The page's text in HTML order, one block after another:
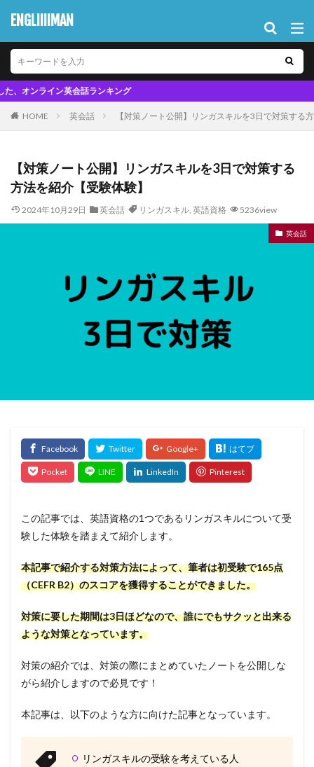
ENGLIIIIMAN
話ランキング
HOME 英会話 【対策ノート公開】リンガスキルを3日で対策する
【対策ノート公開】リンガスキルを3日で対策する
方法を紹介【受験体験】
2024年10月29日 英会話 リンガスキル, 英語資格 5236view
英会話
この記事では、英語資格の1つであるリンガスキルについて受
験した体験を踏まえて紹介します。
本記事で紹介する対策方法によって、筆者は初受験で165点
（CEFR B2）のスコアを獲得することができました。
対策に要した期間は3日ほどなので、誰にでもサクッと出来る
ような対策となっています。
対策の紹介では、対策の際にまとめていたノートを公開しな
がら紹介しますので必見です！
本記事は、以下のような方に向けた記事となっています。
リンガスキルの受験を考えている人